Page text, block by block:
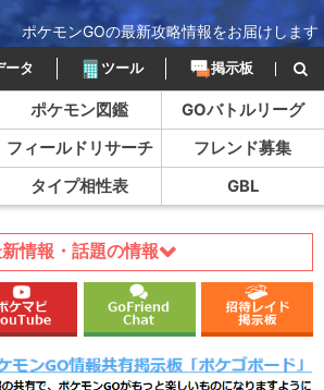
ポケモンGOの最新攻略情報をお届けします
ータ ツール 掲示板
ポケモン図鑑
GOバトルリーグ
フィールドリサーチ
フレンド募集
タイプ相性表 GBL
情報・話題の情報